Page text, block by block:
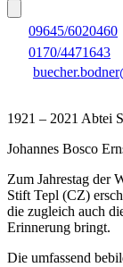
09645/6020460
0170/4471643
1921 – 2021 Abtei
Johannes Bosco
Zum Jahrestag der
Stift Tepl (CZ)
die zugleich auch
Erinnerung bringt.
Die umfassend